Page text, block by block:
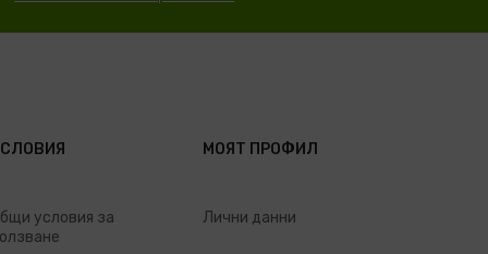
условия за
МОЯТ ПРОФИЛ
Лични данни